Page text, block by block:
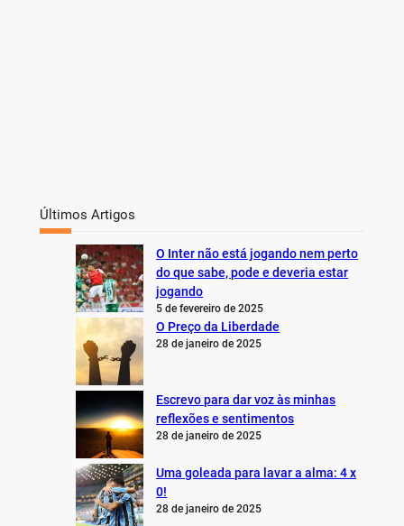
Últimos Artigos
O Inter não está jogando nem perto
do que sabe, pode e deveria estar
jogando
5 de fevereiro de 2025
O Preço da Liberdade
28 de janeiro de 2025
Escrevo para dar voz às minhas
reflexões e sentimentos
28 de janeiro de 2025
Uma goleada para lavar a alma: 4 x
0!
28 de janeiro de 2025